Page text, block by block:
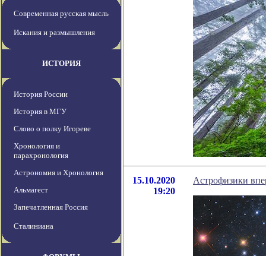
Современная русская мысль
Искания и размышления
ИСТОРИЯ
История России
История в МГУ
Слово о полку Игореве
Хронология и
парахронология
Астрономия и Хронология
Альмагест
Запечатленная Россия
Сталиниана
15.10.2020
19:20
Астрофизики